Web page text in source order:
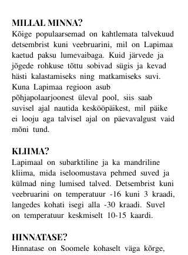
MILLAL MINNA?
Kõige populaarsemad on kahtlemata talvekuud
detsembrist kuni veebruarini, mil on Lapimaa
kaetud paksu lumevaibaga. Kuid järvede ja
jõgede rohkuse tõttu sobivad sügis ja kevad
hästi kalastamiseks ning matkamiseks suvi.
Kuna Lapimaa regioon asub
põhjapolaarjoonest üleval pool, siis saab
suvisel ajal nautida keskööpäikest, mil päike
ei looju aga talvisel ajal on päevavalgust vaid
mõni tund.
KLIIMA?
Lapimaal on subarktiline ja ka mandriline
kliima, mida iseloomustava pehmed suved ja
külmad ning lumised talved. Detsembrist kuni
veebruarini on temperatuur -16 kuni 3 kraadi,
langedes kohati isegi alla -30 kraadi. Suvel
on temperatuur keskmiselt 10-15 kaardi.
HINNATASE?
Hinnatase on Soomele kohaselt väga kõrge,